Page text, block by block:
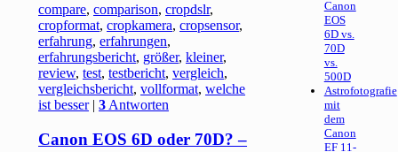
compare,comparison,cropdslr,
cropformat,cropkamera,cropsensor,
erfahrung,erfahrungen,
erfahrungsbericht, größer,kleiner,
review,test,testbericht,vergleich,
vergleichsbericht,vollformat,welche
ist besser |3 Antworten
Canon EOS 6D oder 70D? –
Canon
EOS
6D vs.
70D
vs.
500D
Astrofotografie
mit
dem
Canon
EF 11-